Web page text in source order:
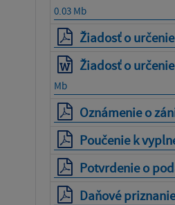
0.03 Mb
Žiadosť o
Žiadosť o
Mb
Oznámenie o
Poučenie k
Potvrdenie o
Daňové